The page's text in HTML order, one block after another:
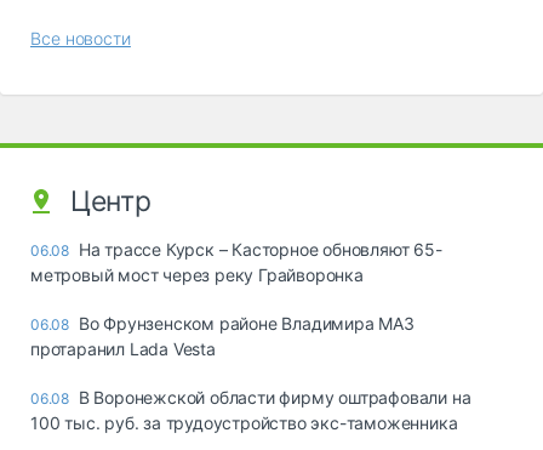
Все новости
Центр
06.08 На трассе Курск – Касторное обновляют 65-
метровый мост через реку Грайворонка
06.08 Во Фрунзенском районе Владимира МАЗ
протаранил Lada Vesta
06.08 В Воронежской области фирму оштрафовали на
100 тыс. руб. за трудоустройство экс-таможенника